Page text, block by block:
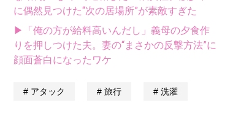
に偶然見つけた“次の居場所”が素敵すぎた
▶「俺の方が給料高いんだし」義母の夕食作
りを押しつけた夫。妻の“まさかの反撃方法”に
顔面蒼白になったワケ
アタック 旅行 洗濯